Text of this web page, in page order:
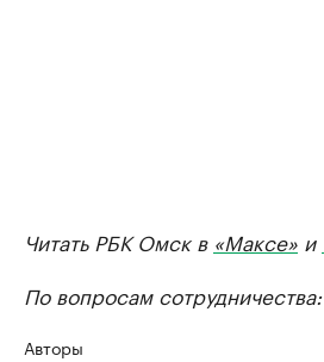
Читать РБК Омск в «Максе» и
По вопросам сотрудничества:
Авторы